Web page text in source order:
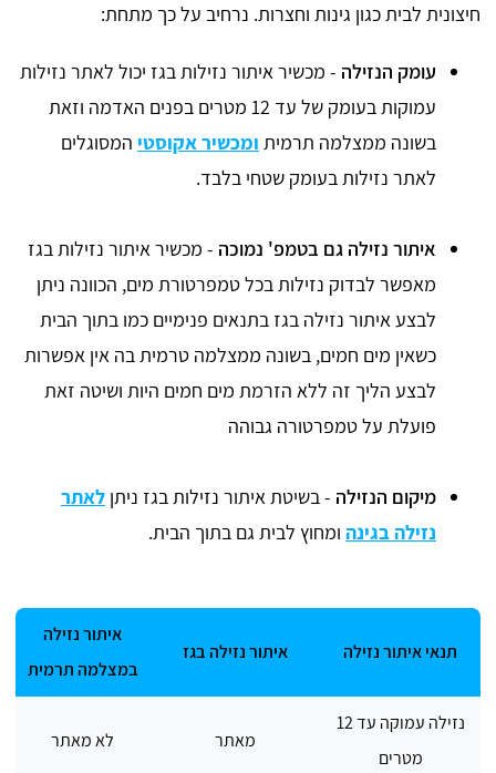
חיצונית לבית כגון גינות וחצרות. נרחיב על כך מתחת:
עומק הנזילה - מכשיר איתור נזילות בגז יכול לאתר נזילות
עמוקות בעומק של עד 12 מטרים בפנים האדמה וזאת
בשונה ממצלמה תרמית ומכשיר אקוסטי המסוגלים
לאתר נזילות בעומק שטחי בלבד.
איתור נזילה גם בטמפ' נמוכה - מכשיר איתור נזילות בגז
מאפשר לבדוק נזילות בכל טמפרטורת מים, הכוונה ניתן
לבצע איתור נזילה בגז בתנאים פנימיים כמו בתוך הבית
כשאין מים חמים, בשונה ממצלמה טרמית בה אין אפשרות
לבצע הליך זה ללא הזרמת מים חמים היות ושיטה זאת
פועלת על טמפרטורה גבוהה
מיקום הנזילה - בשיטת איתור נזילות בגז ניתן לאתר
נזילה בגינה ומחוץ לבית גם בתוך הבית.
תנאי איתור נזילה איתור נזילה בגז
איתור נזילה
במצלמה תרמית
נזילה עמוקה עד 12
מטרים
מאתר לא מאתר